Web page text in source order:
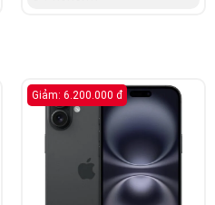
Giảm: 6.200.000 đ